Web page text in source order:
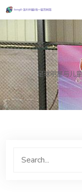
足球明星与儿